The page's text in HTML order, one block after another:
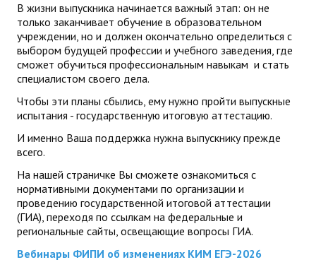
Советуем прочитать
Готовимся к новому учебному году 2026-2027
ДПО
Профессиональная переподготовка
Повышение квалификации
КОНТАКТЫ
В жизни выпускника начинается важный этап: он не
только заканчивает обучение в образовательном
учреждении, но и должен окончательно определиться с
выбором будущей профессии и учебного заведения, где
сможет обучиться профессиональным навыкам и стать
специалистом своего дела.
Чтобы эти планы сбылись, ему нужно пройти выпускные
испытания - государственную итоговую аттестацию.
И именно Ваша поддержка нужна выпускнику прежде
всего.
На нашей страничке Вы сможете ознакомиться с
нормативными документами по организации и
проведению государственной итоговой аттестации
(ГИА), переходя по ссылкам на федеральные и
региональные сайты, освещающие вопросы ГИА.
Вебинары ФИПИ об изменениях КИМ ЕГЭ-2026